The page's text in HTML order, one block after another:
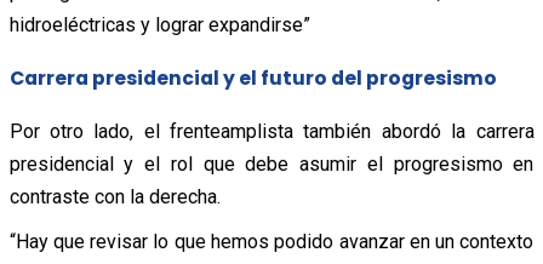
hidroeléctricas y lograr expandirse”
Carrera presidencial y el futuro del progresismo
Por otro lado, el frenteamplista también abordó la carrera
presidencial y el rol que debe asumir el progresismo en
contraste con la derecha.
“Hay que revisar lo que hemos podido avanzar en un contexto